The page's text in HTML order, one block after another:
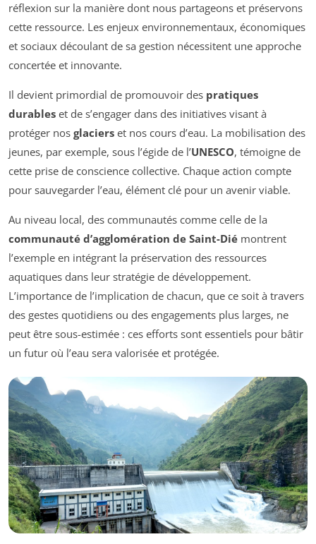
réflexion sur la manière dont nous partageons et préservons
cette ressource. Les enjeux environnementaux, économiques
et sociaux découlant de sa gestion nécessitent une approche
concertée et innovante.
Il devient primordial de promouvoir des pratiques
durables et de s’engager dans des initiatives visant à
protéger nos glaciers et nos cours d’eau. La mobilisation des
jeunes, par exemple, sous l’égide de l’UNESCO, témoigne de
cette prise de conscience collective. Chaque action compte
pour sauvegarder l’eau, élément clé pour un avenir viable.
Au niveau local, des communautés comme celle de la
communauté d’agglomération de Saint-Dié montrent
l’exemple en intégrant la préservation des ressources
aquatiques dans leur stratégie de développement.
L’importance de l’implication de chacun, que ce soit à travers
des gestes quotidiens ou des engagements plus larges, ne
peut être sous-estimée : ces efforts sont essentiels pour bâtir
un futur où l’eau sera valorisée et protégée.